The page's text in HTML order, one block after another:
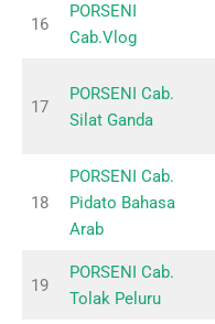
16
PORSENI
Cab.Vlog
17
PORSENI Cab.
Silat Ganda
18
PORSENI Cab.
Pidato Bahasa
Arab
19
PORSENI Cab.
Tolak Peluru